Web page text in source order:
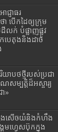
ជ្ញាធរ
បើកដៃឲ្យក្រុម
លក់ បំផ្លាញផ្លូវ
បេតុងនិងដាច់
យាបថថ្មីរបស់ប្រជា
សម្បត្តិដ៏អស្ចារ្យ
»
ឿងសើចយំនិងកំហឹង
មហ្វេសប៊ុកក្នុង